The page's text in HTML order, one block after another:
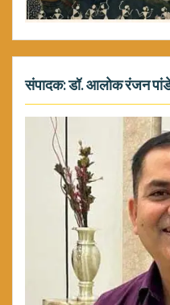
संपादक: डॉ. आलोक रंजन